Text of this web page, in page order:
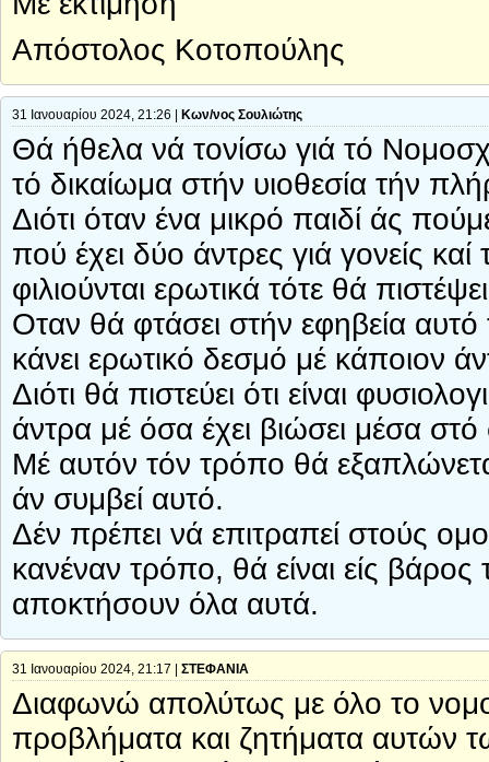
Απόστολος Κοτοπούλης
31 Ιανουαρίου 2024, 21:26 | Κων/νος Σουλιώτης
Θά ήθελα νά τονίσω γιά τό
τό δικαίωμα στήν υιοθεσία τήν
Διότι όταν ένα μικρό παιδί άς
πού έχει δύο άντρες γιά γονείς
φιλιούνται ερωτικά τότε θά
Οταν θά φτάσει στήν εφηβεία
κάνει ερωτικό δεσμό μέ κάποιον
Διότι θά πιστεύει ότι είναι
άντρα μέ όσα έχει βιώσει μέσα στό
Μέ αυτόν τόν τρόπο θά
άν συμβεί αυτό.
Δέν πρέπει νά επιτραπεί στούς
κανέναν τρόπο, θά είναι είς
αποκτήσουν όλα αυτά.
31 Ιανουαρίου 2024, 21:17 | ΣΤΕΦΑΝΙΑ
Διαφωνώ απολύτως με όλο το
προβλήματα και ζητήματα αυτών